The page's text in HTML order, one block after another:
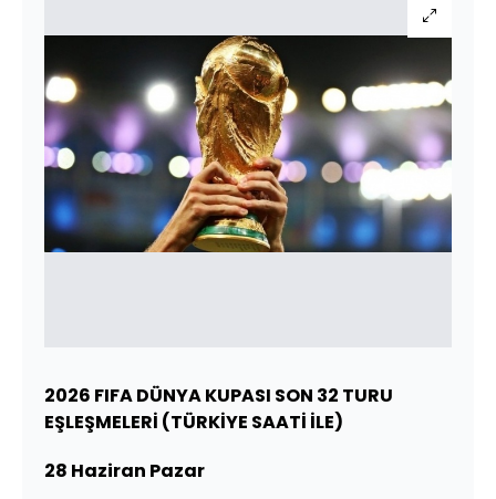
2026 FIFA DÜNYA KUPASI SON 32 TURU
EŞLEŞMELERİ (TÜRKİYE SAATİ İLE)
28 Haziran Pazar